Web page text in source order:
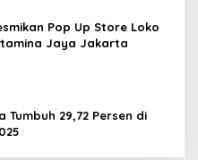
Pop Up Store Loko
Jaya Jakarta
Tumbuh 29,72 Persen di